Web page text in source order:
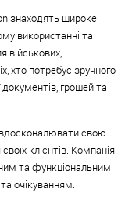
знаходять широке
використанні та
військових,
хто потребує зручного
документів, грошей та
свою
клієнтів. Компанія
та функціональним
очікуванням.